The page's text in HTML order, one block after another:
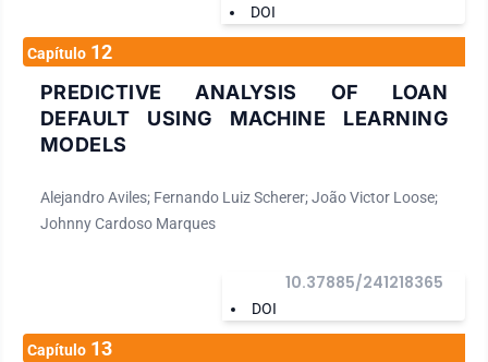
DOI
Capítulo 12
PREDICTIVE ANALYSIS OF LOAN
DEFAULT USING MACHINE LEARNING
MODELS
Alejandro Aviles; Fernando Luiz Scherer; João Victor Loose;
Johnny Cardoso Marques
DOI
10.37885/241218365
Capítulo 13